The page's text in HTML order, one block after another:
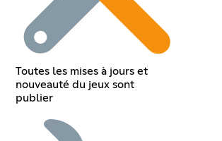
Toutes les mises à jours et
nouveauté du jeux sont
publier